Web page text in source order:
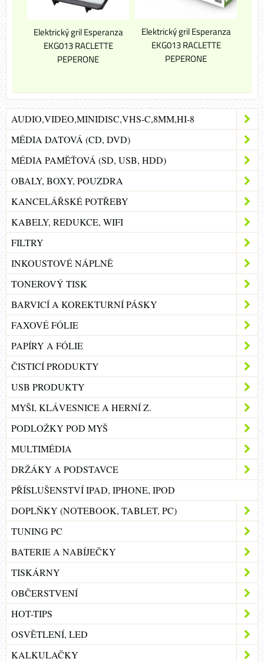
Elektrický gril Esperanza
EKG013 RACLETTE
PEPERONE
Elektrický gril Esperanza
EKG013 RACLETTE
PEPERONE
AUDIO,VIDEO,MINIDISC,VHS-C,8MM,HI-8
MÉDIA DATOVÁ (CD, DVD)
MÉDIA PAMĚŤOVÁ (SD, USB, HDD)
OBALY, BOXY, POUZDRA
KANCELÁŘSKÉ POTŘEBY
KABELY, REDUKCE, WIFI
FILTRY
INKOUSTOVÉ NÁPLNĚ
TONEROVÝ TISK
BARVICÍ A KOREKTURNÍ PÁSKY
FAXOVÉ FÓLIE
PAPÍRY A FÓLIE
ČISTICÍ PRODUKTY
USB PRODUKTY
MYŠI, KLÁVESNICE A HERNÍ Z.
PODLOŽKY POD MYŠ
MULTIMÉDIA
DRŽÁKY A PODSTAVCE
PŘÍSLUŠENSTVÍ IPAD, IPHONE, IPOD
DOPLŇKY (NOTEBOOK, TABLET, PC)
TUNING PC
BATERIE A NABÍJEČKY
TISKÁRNY
OBČERSTVENÍ
HOT-TIPS
OSVĚTLENÍ, LED
KALKULAČKY